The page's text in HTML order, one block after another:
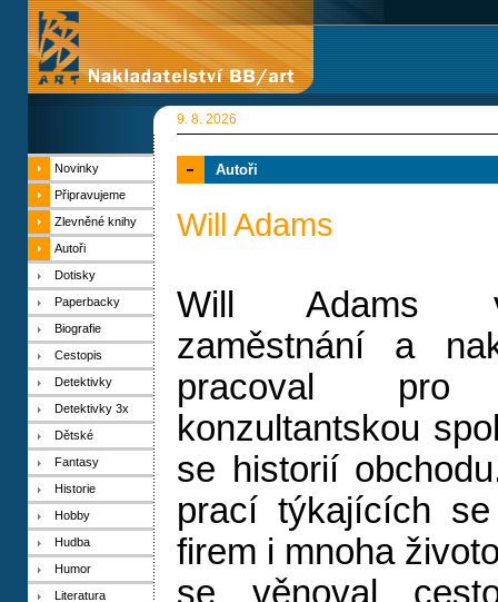
9. 8. 2026
Novinky
Připravujeme
Zlevněné knihy
Autoři
Dotisky
Paperbacky
Biografie
Cestopis
Detektivky
Detektivky 3x
Dětské
Fantasy
Historie
Hobby
Hudba
Humor
Literatura
Autoři
Will Adams
Will Adams
zaměstnání a
pracoval pro
konzultantskou
se historií
prací týkajících
firem i mnoha
se věnoval